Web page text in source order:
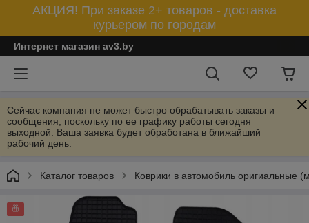
АКЦИЯ! При заказе 2+ товаров - доставка
курьером по городам
Интернет магазин av3.by
Сейчас компания не может быстро обрабатывать заказы и
сообщения, поскольку по ее графику работы сегодня
выходной. Ваша заявка будет обработана в ближайший
рабочий день.
Каталог товаров Коврики в автомобиль оригиальные